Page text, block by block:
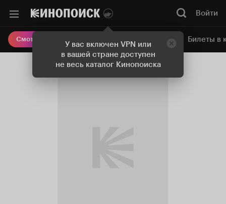
У вас включен VPN или
в вашей стране доступен
не весь каталог Кинопоиска
Войти
Смотреть кино Онлайн-кинотеатр Билеты в